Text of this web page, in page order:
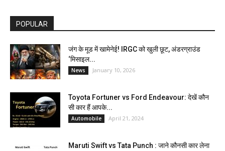
POPULAR
जंग के मूड में खामेनेई! IRGC को खुली छूट, अंडरग्राउंड
‘मिसाइल...
News January 10, 2026
Toyota Fortuner vs Ford Endeavour: देखें कौन
सी कार हैं आपके...
Automobile April 21, 2024
Maruti Swift vs Tata Punch : जाने कौनसी कार लेना